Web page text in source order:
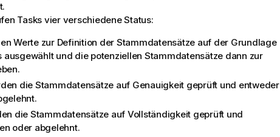
Tasks vier verschiedene Status:
Werte zur Definition der Stammdatensätze auf der Grundlage
und die potenziellen Stammdatensätze dann zur
die Stammdatensätze auf Genauigkeit geprüft und entweder
die Stammdatensätze auf Vollständigkeit geprüft und
oder abgelehnt.